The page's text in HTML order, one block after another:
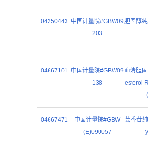
04250443 中国计量院#GBW09
203
胆固醇
04667101 中国计量院#GBW09
138
血清胆
esterol
04667471
中国计量院#GBW
(E)090057
芸香苷